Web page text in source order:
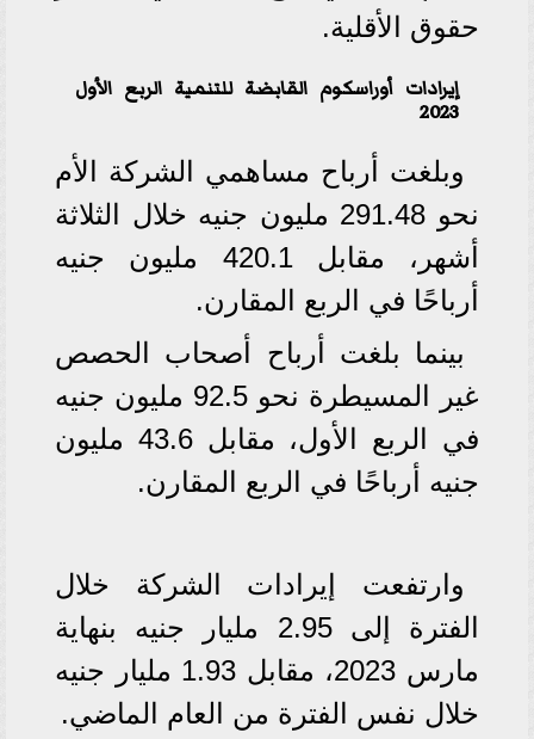
حقوق الأقلية.
إيرادات أوراسكوم القابضة للتنمية الربع الأول
2023
وبلغت أرباح مساهمي الشركة الأم
نحو 291.48 مليون جنيه خلال الثلاثة
أشهر، مقابل 420.1 مليون جنيه
أرباحًا في الربع المقارن.
بينما بلغت أرباح أصحاب الحصص
غير المسيطرة نحو 92.5 مليون جنيه
في الربع الأول، مقابل 43.6 مليون
جنيه أرباحًا في الربع المقارن.
وارتفعت إيرادات الشركة خلال
الفترة إلى 2.95 مليار جنيه بنهاية
مارس 2023، مقابل 1.93 مليار جنيه
خلال نفس الفترة من العام الماضي.